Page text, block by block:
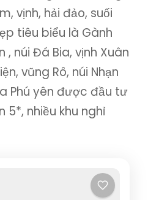
vịnh, hải đảo, suối
tiêu biểu là Gành
, núi Đá Bia, vịnh Xuân
vũng Rô, núi Nhạn
Phú yên được đầu tư
5*, nhiều khu nghỉ